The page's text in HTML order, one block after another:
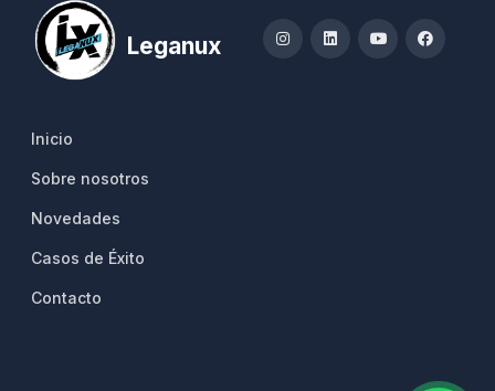
Leganux
Inicio
Sobre nosotros
Novedades
Casos de Éxito
Contacto